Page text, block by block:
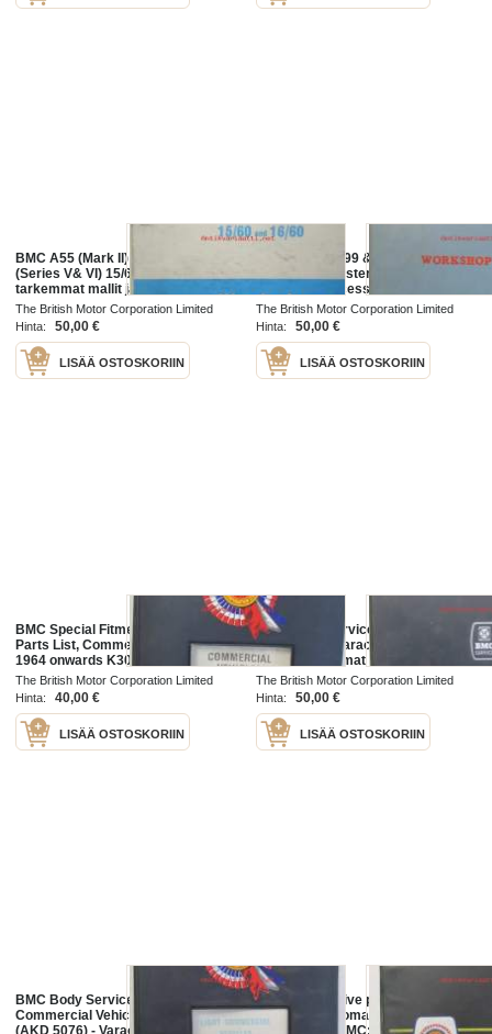
BMC A55 (Mark II) and A60 Oxford
(Series V& VI) 15/60 and, Katso
tarkemmat mallit ja sisällysluettelo
kuvista
The British Motor Corporation Limited
Hinta:
50,00 €
LISÄÄ OSTOSKORIIN
BMC Austin A99 & A110 Mk. I &
Mk. II Westminster, 6/99 & 6/110
Mk. I & II, Princess 3-litre Mk. I &
Mk. II, Workshop Manual, Katso
tarkemmat mallit ja
The British Motor Corporation Limited
Hinta:
50,00 €
LISÄÄ OSTOSKORIIN
BMC Special Fitments Service
Parts List, Commercial Vehicles
1964 onwards K30 - K360 Code 10
- 3481 onwards ( AKD 5017) -
Hyötyajoneuvojen varaosaluettelo,
Katso
The British Motor Corporation Limited
1964
Hinta: 40,00 €
LISÄÄ OSTOSKORIIN
BMC MAXI Service Parts List, (
AKD 5127) - varaosaluettelo,
Katso tarkemmat mallit ja
sisällysluettelo kuvista
The British Motor Corporation Limited
1969
Hinta: 50,00 €
LISÄÄ OSTOSKORIIN
BMC Body Service Parts List, Light
Commercial Vehicles Type JU
(AKD 5076) - Varaosaluettelo,
BMC Automotive products
kehittämä automaattivaihteisto
sovellettuna BMC:n Mini ja 1100